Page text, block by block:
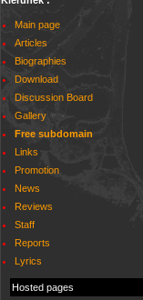
Main page
Articles
Biographies
Download
Discussion Board
Gallery
Free subdomain
Links
Promotion
News
Reviews
Staff
Reports
Lyrics
Hosted pages